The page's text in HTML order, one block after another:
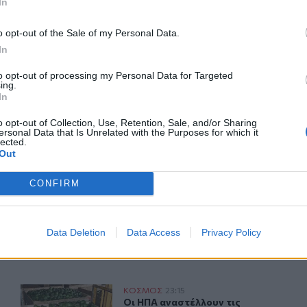
opt-out of the Sale of my Personal Data.
opt-out of processing my Personal Data for Targeted
opt-out of Collection, Use, Retention, Sale, and/or Sharing
Data that Is Unrelated with the Purposes for which it
CONFIRM
Data Deletion Data Access Privacy Policy
του CRETALIVE
ΕΊΔΗΣΗ
πανεπιστημίου στα 18
καθηγητής πανεπιστημίου στα 18 του χρόνια
Βρετανία: Η κυβέρνηση δεν θα προχωρήσει σε
ΚΟΣΜΟΣ
Βρετανία: Η κυβέρνηση δεν θα
προχωρήσει σε διεξαγωγή
έρευνας για τον Έπστιν
του Πάμπλο Εσκομπάρ
από την αποικία του Πάμπλο Εσκομπάρ
Οι ΗΠΑ αναστέλλουν τις εισαγωγές από τον
ΚΟΣΜΟΣ 23:15
Οι ΗΠΑ αναστέλλουν τις
Οι ΗΠΑ αναστέλλουν τις